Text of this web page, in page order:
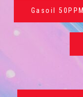
Gasoil 50PPM